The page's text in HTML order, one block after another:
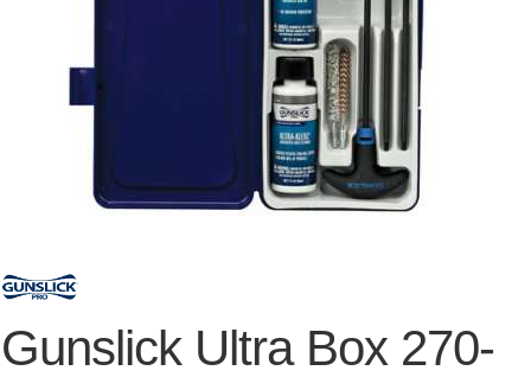
Gunslick Ultra Box 270-